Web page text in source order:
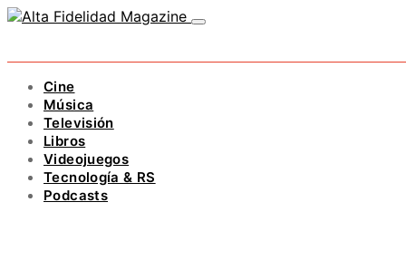
Cine
Música
Televisión
Libros
Videojuegos
Tecnología & RS
Podcasts